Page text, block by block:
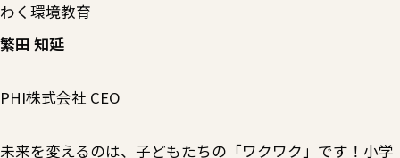
わく環境教育
繁田 知延
PHI株式会社 CEO
未来を変えるのは、子どもたちの「ワクワク」です！小学